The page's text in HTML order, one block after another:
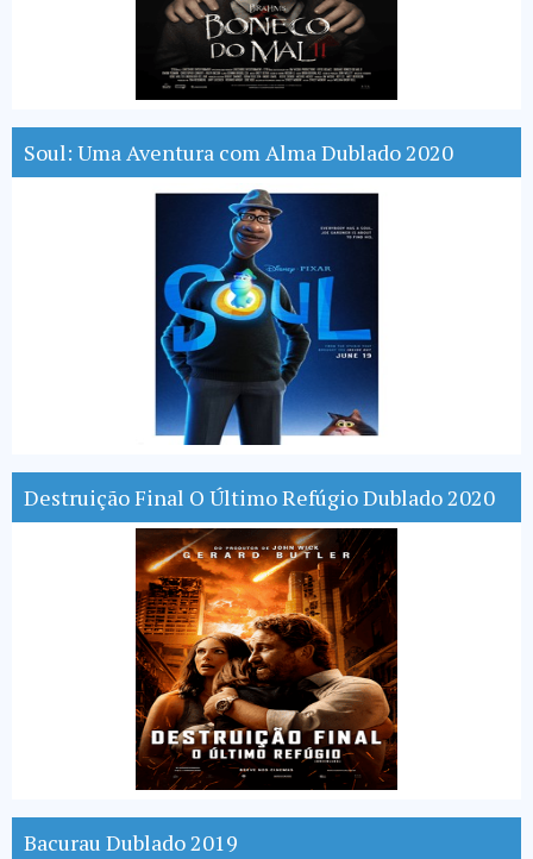
Soul: Uma Aventura com Alma Dublado 2020
Destruição Final O Último Refúgio Dublado 2020
Bacurau Dublado 2019